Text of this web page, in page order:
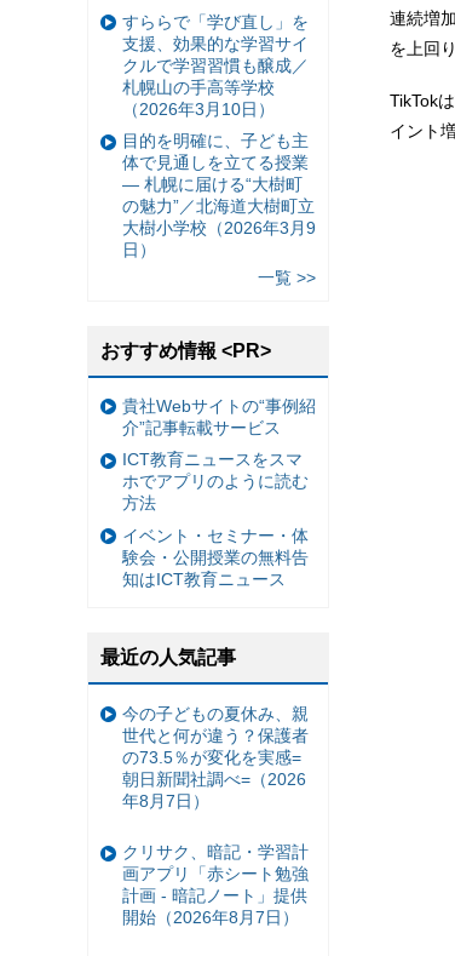
連続増
を上回
TikTok
イント
すららで「学び直し」を
支援、効果的な学習サイ
クルで学習習慣も醸成／
札幌山の手高等学校
（2026年3月10日）
目的を明確に、子ども主
体で見通しを立てる授業
— 札幌に届ける“大樹町
の魅力”／北海道大樹町立
大樹小学校（2026年3月9
日）
一覧 >>
おすすめ情報 <PR>
貴社Webサイトの“事例紹
介”記事転載サービス
ICT教育ニュースをスマ
ホでアプリのように読む
方法
イベント・セミナー・体
験会・公開授業の無料告
知はICT教育ニュース
最近の人気記事
今の子どもの夏休み、親
世代と何が違う？保護者
の73.5％が変化を実感=
朝日新聞社調べ=（2026
年8月7日）
クリサク、暗記・学習計
画アプリ「赤シート勉強
計画 - 暗記ノート」提供
開始（2026年8月7日）